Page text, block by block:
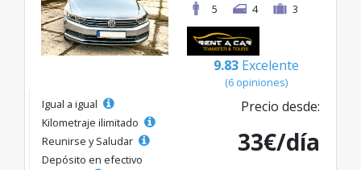
5
4 3
9.83 Excelente
(6 opiniones)
Igual a igual
Kilometraje ilimitado
Reunirse y Saludar
Depósito en efectivo
Precio desde:
33€/día